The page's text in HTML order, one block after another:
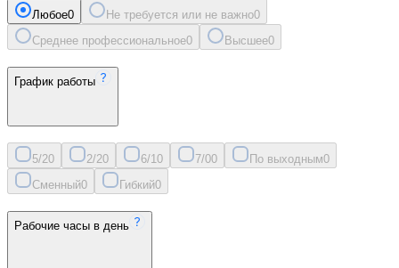
Любое0 Не требуется или не важно0
Среднее профессиональное0 Высшее0
График работы
5/20 2/20 6/10 7/00 По выходным0
Сменный0 Гибкий0
Рабочие часы в день